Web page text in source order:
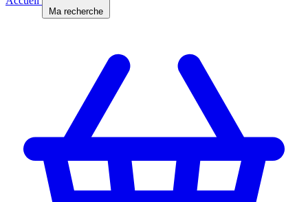
Ma recherche